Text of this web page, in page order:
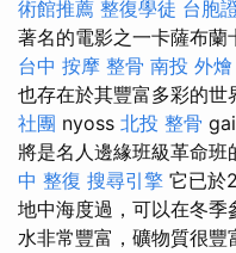
術館推薦 整復學徒 台胞
著名的電影之一卡薩布蘭
台中 按摩 整骨 南投 外燴
也存在於其豐富多彩的
社團 nyoss 北投 整骨 gai
將是名人邊緣班級革命班
中 整復 搜尋引擎 它已於
地中海度過，可以在冬
水非常豐富，礦物質很